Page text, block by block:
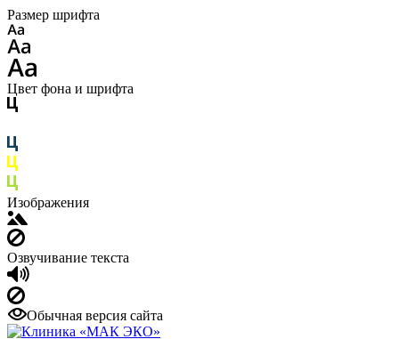
Размер шрифта
Цвет фона и шрифта
Изображения
Озвучивание текста
Обычная версия сайта